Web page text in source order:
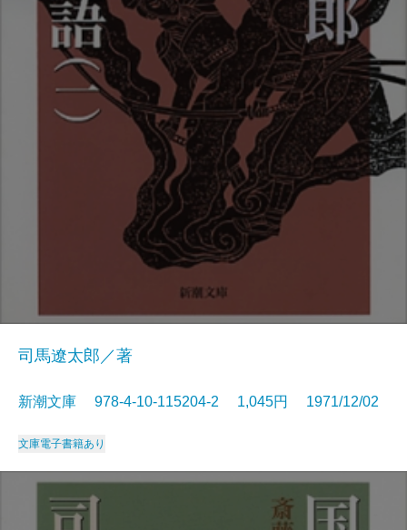
司馬遼太郎／著
新潮文庫 978-4-10-115204-2 1,045円 1971/12/02
文庫電子書籍あり